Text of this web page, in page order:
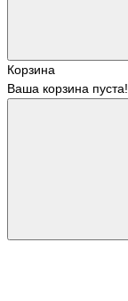
Корзина
Ваша корзина пуста!